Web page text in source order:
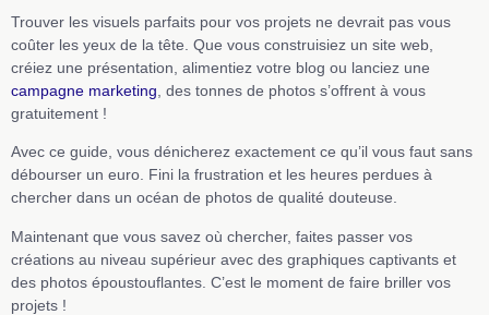
Trouver les visuels parfaits pour vos projets ne devrait pas vous
coûter les yeux de la tête. Que vous construisiez un site web,
créiez une présentation, alimentiez votre blog ou lanciez une
campagne marketing , des tonnes de photos s’offrent à vous
gratuitement !
Avec ce guide, vous dénicherez exactement ce qu’il vous faut sans
débourser un euro. Fini la frustration et les heures perdues à
chercher dans un océan de photos de qualité douteuse.
Maintenant que vous savez où chercher, faites passer vos
créations au niveau supérieur avec des graphiques captivants et
des photos époustouflantes. C’est le moment de faire briller vos
projets !